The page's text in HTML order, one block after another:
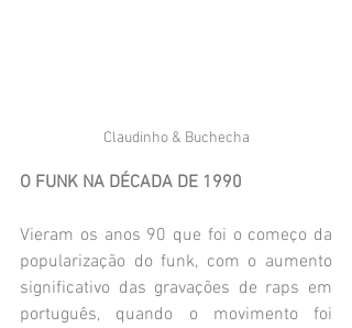
Claudinho & Buchecha
O FUNK NA DÉCADA DE 1990
Vieram os anos 90 que foi o começo da
popularização do funk, com o aumento
significativo das gravações de raps em
português, quando o movimento foi